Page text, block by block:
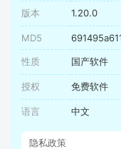
版本 1.20.0
MD5
性质 国产软件
授权 免费软件
语言 中文
隐私政策